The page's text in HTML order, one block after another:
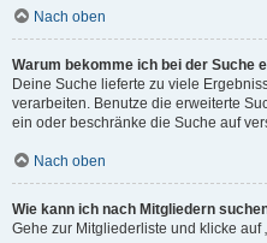
Nach oben
Warum bekomme ich bei der Suche
Deine Suche lieferte zu viele
verarbeiten. Benutze die erweiterte
ein oder beschränke die Suche auf
Nach oben
Wie kann ich nach Mitgliedern
Gehe zur Mitgliederliste und klicke auf